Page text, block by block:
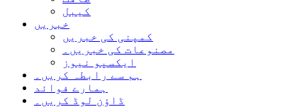
کیبل
خبریں
کمپنی کی خبریں
مصنوعات کی خبریں۔
ایکسپو نیوز
ہم سے رابطہ کریں۔
ہمارے فوائد
ڈاؤن لوڈ کریں۔